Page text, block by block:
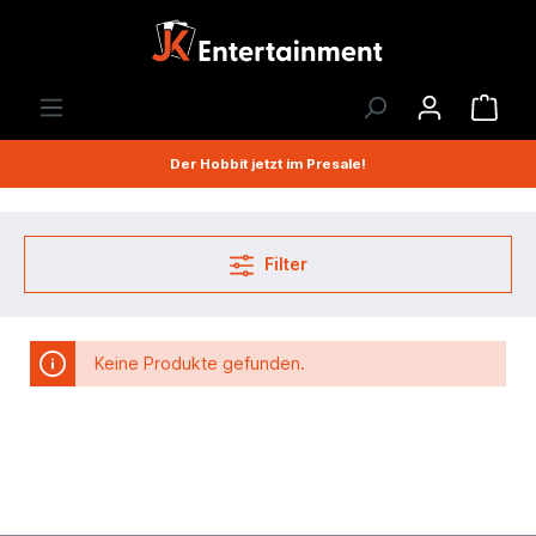
Der Hobbit jetzt im Presale!
Filter
Keine Produkte gefunden.